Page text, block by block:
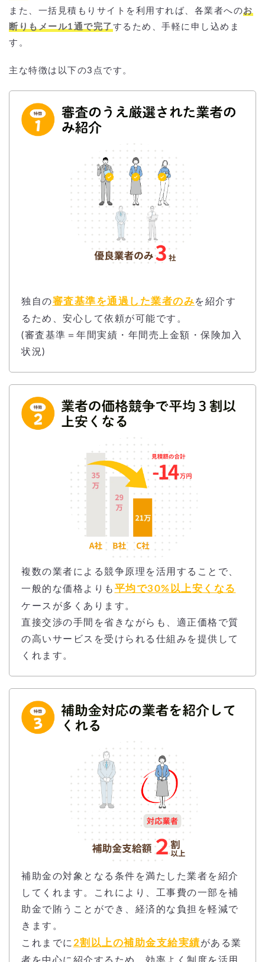
また、一括見積もりサイトを利用すれば、各業者へのお
断りもメール1通で完了 するため、手軽に申し込めま
す。
主な特徴は以下の3点です。
独自の審査基準を通過した業者のみを紹介す
るため、安心して依頼が可能です。
(審査基準＝年間実績・年間売上金額・保険加入
状況)
複数の業者による競争原理を活用することで、
一般的な価格よりも 平均で30%以上安くなる
ケースが多くあります。
直接交渉の手間を省きながらも、適正価格で質
の高いサービスを受けられる仕組みを提供して
くれます。
補助金の対象となる条件を満たした業者を紹介
してくれます。これにより、工事費の一部を補
助金で賄うことができ、経済的な負担を軽減で
きます。
これまでに 2割以上の補助金支給実績がある業